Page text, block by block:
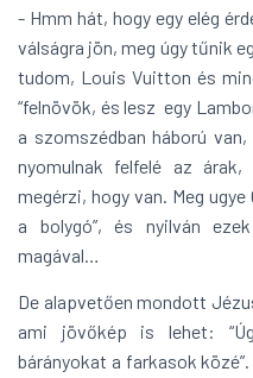
- Hmm hát, hogy egy elég
válságra jön, meg úgy tűnik
tudom, Louis Vuitton és
“felnövök, és lesz egy
a szomszédban háború
nyomulnak felfelé az
megérzi, hogy van. Meg
a bolygó”, és nyilván
magával…
De alapvetően mondott
ami jövőkép is lehet:
bárányokat a farkasok